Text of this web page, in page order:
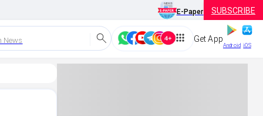
E-Paper SUBSCRIBE
News Get App
Android iOS